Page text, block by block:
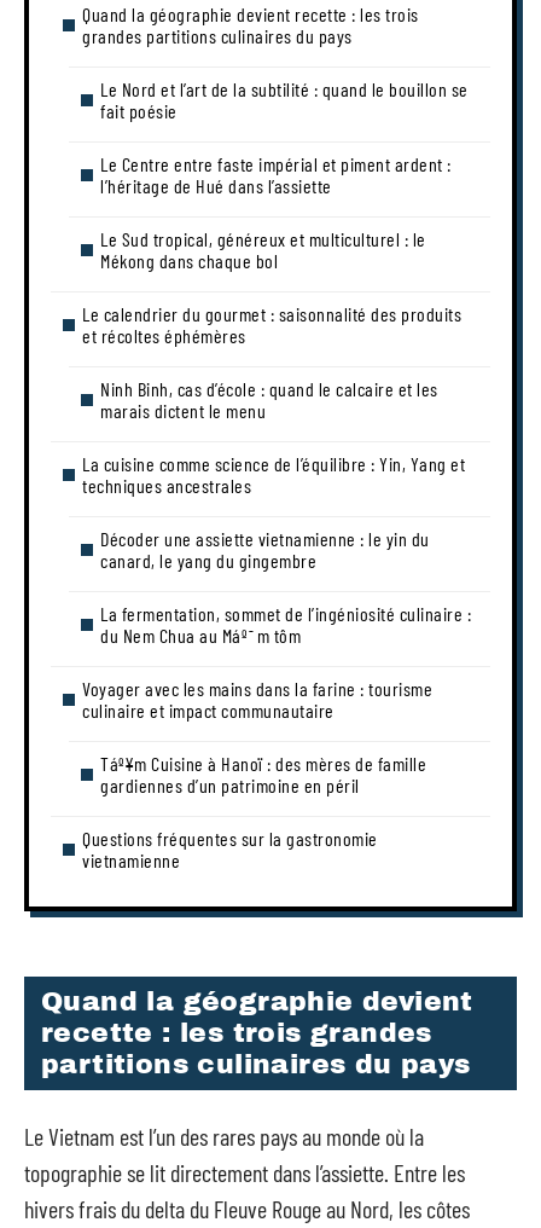
Quand la géographie devient recette : les trois
grandes partitions culinaires du pays
Le Nord et l’art de la subtilité : quand le bouillon se
fait poésie
Le Centre entre faste impérial et piment ardent :
l’héritage de Hué dans l’assiette
Le Sud tropical, généreux et multiculturel : le
Mékong dans chaque bol
Le calendrier du gourmet : saisonnalité des produits
et récoltes éphémères
Ninh Binh, cas d’école : quand le calcaire et les
marais dictent le menu
La cuisine comme science de l’équilibre : Yin, Yang et
techniques ancestrales
Décoder une assiette vietnamienne : le yin du
canard, le yang du gingembre
La fermentation, sommet de l’ingéniosité culinaire :
du Nem Chua au Máº¯m tôm
Voyager avec les mains dans la farine : tourisme
culinaire et impact communautaire
Táº¥m Cuisine à Hanoï : des mères de famille
gardiennes d’un patrimoine en péril
Questions fréquentes sur la gastronomie
vietnamienne
Quand la géographie devient
recette : les trois grandes
partitions culinaires du pays
Le Vietnam est l’un des rares pays au monde où la
topographie se lit directement dans l’assiette. Entre les
hivers frais du delta du Fleuve Rouge au Nord, les côtes